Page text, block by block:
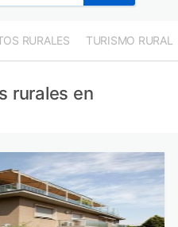
RURALES TURISMO RURAL
rurales en